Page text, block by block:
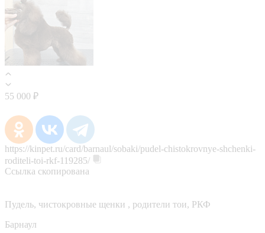
55 000 ₽
https://kinpet.ru/card/barnaul/sobaki/pudel-chistokrovnye-shchenki-
roditeli-toi-rkf-119285/
Ссылка скопирована
Пудель, чистокровные щенки , родители тои, РКФ
Барнаул